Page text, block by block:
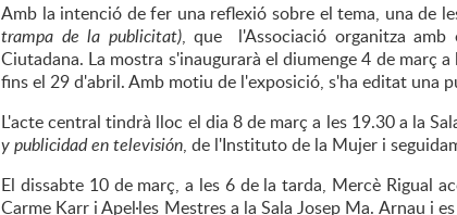
Amb la intenció de fer una reflexió sobre el tema, una de
trampa de la publicitat), que l'Associació organitza
Ciutadana. La mostra s'inaugurarà el diumenge 4 de març
fins el 29 d'abril. Amb motiu de l'exposició, s'ha editat una
L'acte central tindrà lloc el dia 8 de març a les 19.30 a la
y publicidad en televisión, de l'Instituto de la Mujer i
El dissabte 10 de març, a les 6 de la tarda, Mercè Rigual
Carme Karr i Apel·les Mestres a la Sala Josep Ma. Arnau i